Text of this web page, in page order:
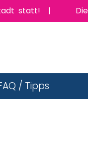
statt! | Die
/ Tipps